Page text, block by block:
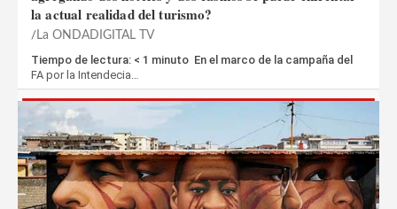
la actual realidad del turismo?
La ONDADIGITAL TV
Tiempo de lectura: < 1 minuto En el marco de la campaña del
FA por la Intendecia…